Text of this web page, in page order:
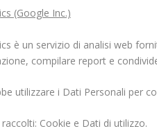
(Google Inc.)
è un servizio di analisi web
compilare report e
utilizzare i Dati Personali per
Cookie e Dati di utilizzo.